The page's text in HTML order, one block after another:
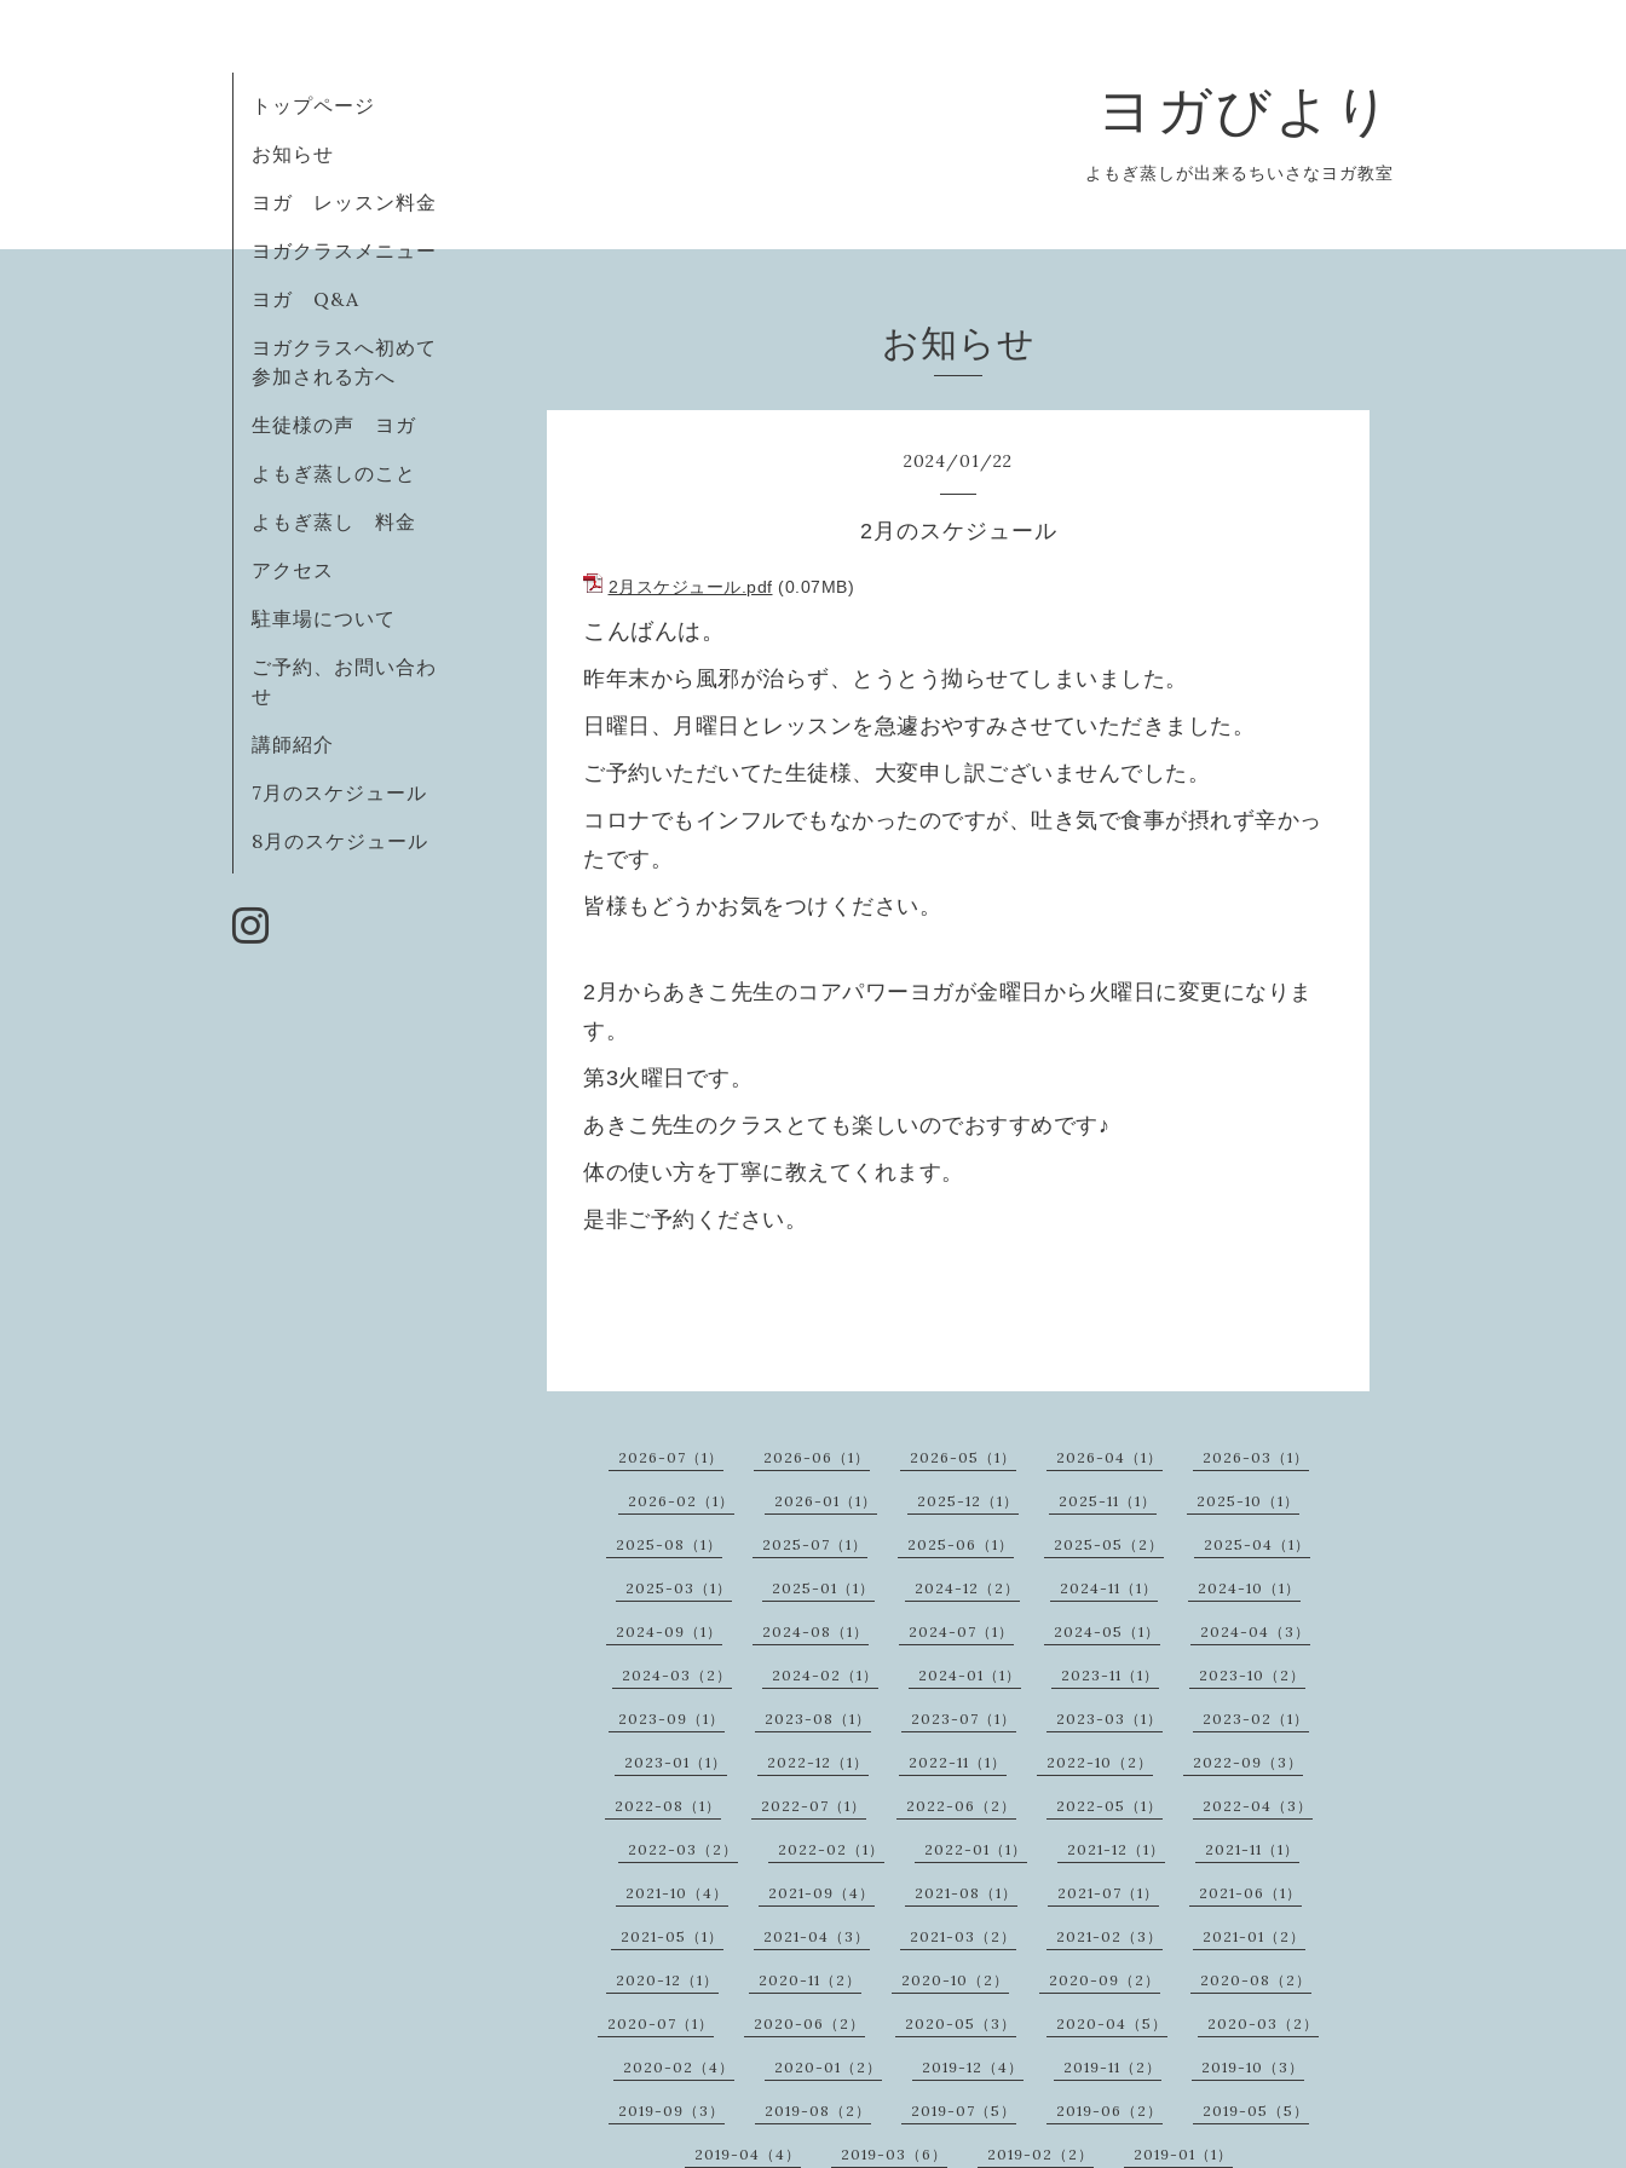
ヨガびより
よもぎ蒸しが出来るちいさなヨガ教室
トップページ
お知らせ
ヨガ レッスン料金
ヨガクラスメニュー
ヨガ Q&A
ヨガクラスへ初めて
参加される方へ
生徒様の声 ヨガ
よもぎ蒸しのこと
よもぎ蒸し 料金
アクセス
駐車場について
ご予約、お問い合わ
せ
講師紹介
7月のスケジュール
8月のスケジュール
お知らせ
2024/01/22
2月のスケジュール
2月スケジュール.pdf (0.07MB)
こんばんは。
昨年末から風邪が治らず、とうとう拗らせてしまいました。
日曜日、月曜日とレッスンを急遽おやすみさせていただきました。
ご予約いただいてた生徒様、大変申し訳ございませんでした。
コロナでもインフルでもなかったのですが、吐き気で食事が摂れず辛かっ
たです。
皆様もどうかお気をつけください。
2月からあきこ先生のコアパワーヨガが金曜日から火曜日に変更になりま
す。
第3火曜日です。
あきこ先生のクラスとても楽しいのでおすすめです♪
体の使い方を丁寧に教えてくれます。
是非ご予約ください。
2026-07（1） 2026-06（1） 2026-05（1） 2026-04（1） 2026-03（1）
2026-02（1） 2026-01（1） 2025-12（1） 2025-11（1） 2025-10（1）
2025-08（1） 2025-07（1） 2025-06（1） 2025-05（2） 2025-04（1）
2025-03（1） 2025-01（1） 2024-12（2） 2024-11（1） 2024-10（1）
2024-09（1） 2024-08（1） 2024-07（1） 2024-05（1） 2024-04（3）
2024-03（2） 2024-02（1） 2024-01（1） 2023-11（1） 2023-10（2）
2023-09（1） 2023-08（1） 2023-07（1） 2023-03（1） 2023-02（1）
2023-01（1） 2022-12（1） 2022-11（1） 2022-10（2） 2022-09（3）
2022-08（1） 2022-07（1） 2022-06（2） 2022-05（1） 2022-04（3）
2022-03（2） 2022-02（1） 2022-01（1） 2021-12（1） 2021-11（1）
2021-10（4） 2021-09（4） 2021-08（1） 2021-07（1） 2021-06（1）
2021-05（1） 2021-04（3） 2021-03（2） 2021-02（3） 2021-01（2）
2020-12（1） 2020-11（2） 2020-10（2） 2020-09（2） 2020-08（2）
2020-07（1） 2020-06（2） 2020-05（3） 2020-04（5） 2020-03（2）
2020-02（4） 2020-01（2） 2019-12（4） 2019-11（2） 2019-10（3）
2019-09（3） 2019-08（2） 2019-07（5） 2019-06（2） 2019-05（5）
2019-04（4） 2019-03（6） 2019-02（2） 2019-01（1）